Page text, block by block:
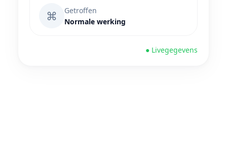
⌘
Getroffen
Normale werking
● Livegegevens